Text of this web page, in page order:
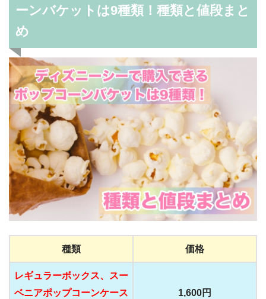
ーンバケットは9種類！種類と値段まと
め
種類 価格
レギュラーボックス、スー
ベニアポップコーンケース
1,600円